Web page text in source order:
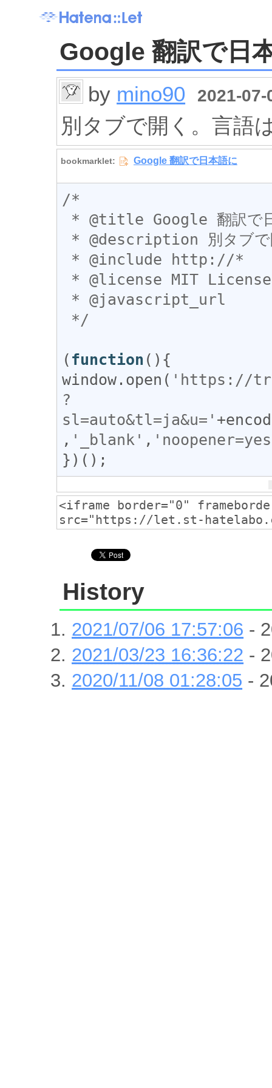
Google 翻訳で日
by mino90 2021-07-
別タブで開く。言語
/*
*/
( function
window . open ( 'https://
?
sl=auto&tl=ja&u=' +
, '_blank' ,
})();
History
2021/07/06 17:57:06 -
2021/03/23 16:36:22 -
2020/11/08 01:28:05 -